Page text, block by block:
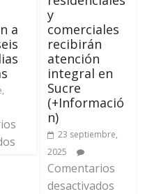
a
y
comerciales
recibirán
atención
integral en
Sucre
(+Informació
n)
23 septiembre,
2025
Comentarios
desactivados